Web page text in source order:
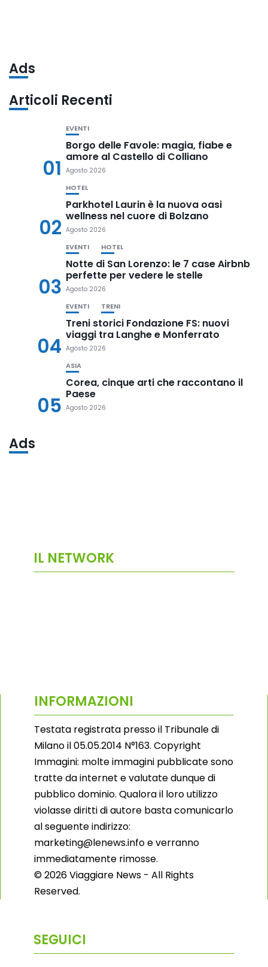
Ads
Articoli Recenti
01
EVENTI
Borgo delle Favole: magia, fiabe e
amore al Castello di Colliano
Agosto 2026
02
HOTEL
Parkhotel Laurin è la nuova oasi
wellness nel cuore di Bolzano
Agosto 2026
03
EVENTI HOTEL
Notte di San Lorenzo: le 7 case Airbnb
perfette per vedere le stelle
Agosto 2026
04
EVENTI TRENI
Treni storici Fondazione FS: nuovi
viaggi tra Langhe e Monferrato
Agosto 2026
05
ASIA
Corea, cinque arti che raccontano il
Paese
Agosto 2026
Ads
IL NETWORK
INFORMAZIONI
Testata registrata presso il Tribunale di
Milano il 05.05.2014 N°163. Copyright
Immagini: molte immagini pubblicate sono
tratte da internet e valutate dunque di
pubblico dominio. Qualora il loro utilizzo
violasse diritti di autore basta comunicarlo
al seguente indirizzo:
marketing@lenews.info e verranno
immediatamente rimosse.
© 2026 Viaggiare News - All Rights
Reserved.
SEGUICI